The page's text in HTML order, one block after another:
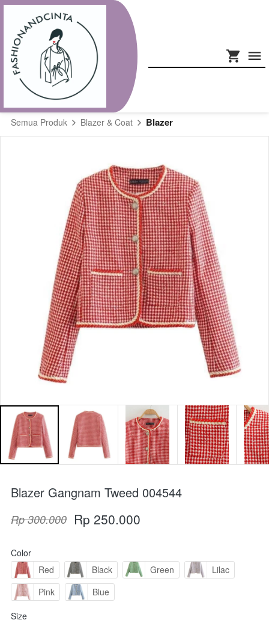
Semua Produk Blazer & Coat Blazer
Blazer Gangnam Tweed 004544
Rp 300.000 Rp 250.000
Color
Red
Black Green
Lilac
Pink
Blue
Size